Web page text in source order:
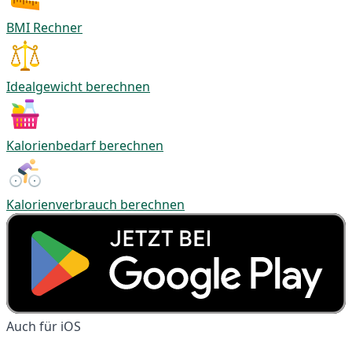
BMI Rechner
Idealgewicht berechnen
Kalorienbedarf berechnen
Kalorienverbrauch berechnen
Auch für iOS